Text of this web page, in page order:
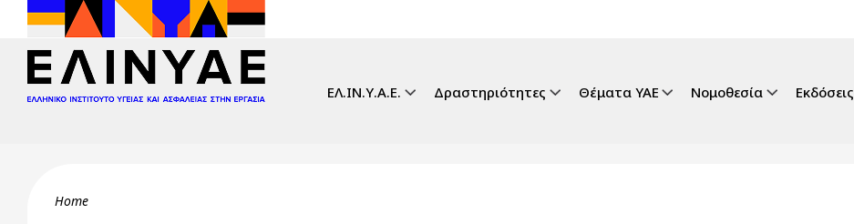
Skip to main content
ΕΛ.ΙΝ.Υ.Α.Ε. Δραστηριότητες Θέματα ΥΑΕ Νομοθεσία Εκδόσεις
Breadcrumb
Home